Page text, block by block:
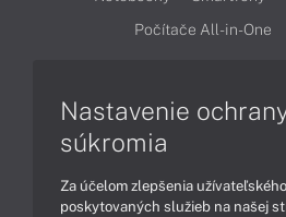
Počítače All-in-One
Články
Obchodné informácie
Nastavenie
súkromia
Za účelom zlepšenia
poskytovaných služieb na našej